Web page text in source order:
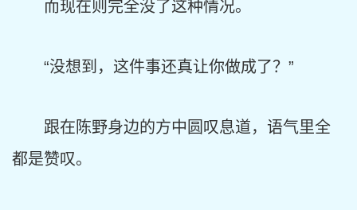
而现在则完全没了这种情况。
“没想到，这件事还真让你做成了？”
跟在陈野身边的方中圆叹息道，语气里全
都是赞叹。